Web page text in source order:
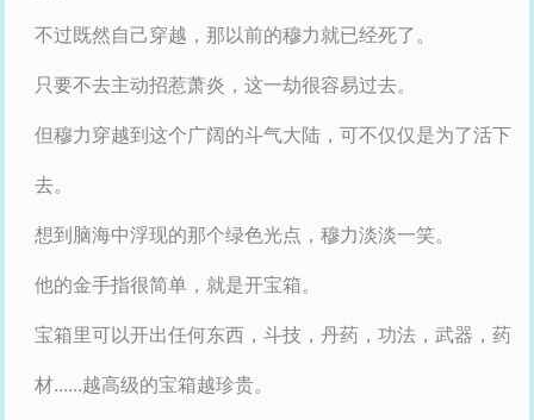
不过既然自己穿越，那以前的穆力就已经死了。
只要不去主动招惹萧炎，这一劫很容易过去。
但穆力穿越到这个广阔的斗气大陆，可不仅仅是为了活下
去。
想到脑海中浮现的那个绿色光点，穆力淡淡一笑。
他的金手指很简单，就是开宝箱。
宝箱里可以开出任何东西，斗技，丹药，功法，武器，药
材......越高级的宝箱越珍贵。